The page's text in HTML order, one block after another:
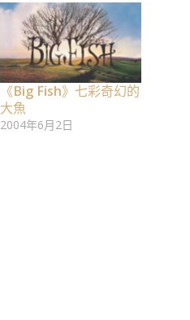
《Big Fish》七彩奇幻的
大魚
2004年6月2日